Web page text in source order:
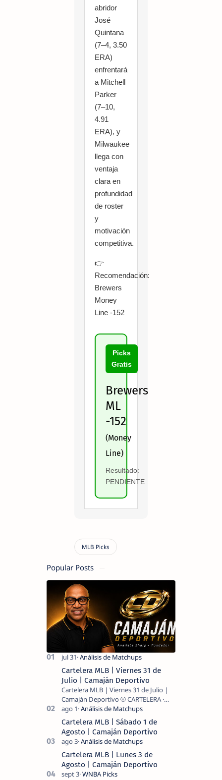
abridor
José
Quintana
(7–4, 3.50
ERA)
enfrentará
a Mitchell
Parker
(7–10,
4.91
ERA), y
Milwaukee
llega con
ventaja
clara en
profundidad
de roster
y
motivación
competitiva.
👉
Recomendación:
Brewers
Money
Line -152
Picks
Gratis
Brewers
ML
-152
(Money
Line)
Resultado:
PENDIENTE
Popular Posts
Cartelera MLB | Viernes 31 de
Julio | Camaján Deportivo
Cartelera MLB | Viernes 31 de Julio |
Camaján Deportivo ⚾ CARTELERA ·
MLB 2026 ⚾ MI LECTURA DEL DÍA …
Cartelera MLB | Sábado 1 de
Agosto | Camaján Deportivo
Cartelera MLB | Lunes 3 de
Agosto | Camaján Deportivo